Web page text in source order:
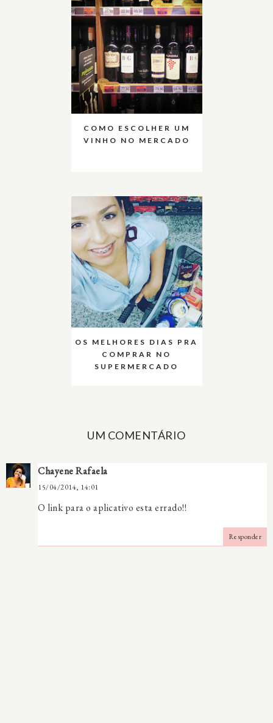
COMO ESCOLHER UM
VINHO NO MERCADO
OS MELHORES DIAS PRA
COMPRAR NO
SUPERMERCADO
UM COMENTÁRIO
Chayene Rafaela
15/04/2014, 14:01
O link para o aplicativo esta errado!!
Responder